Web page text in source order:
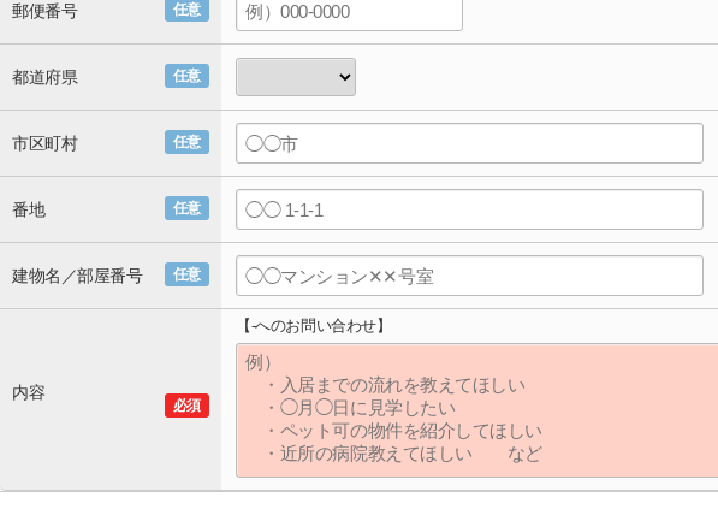
任意
郵便番号
任意
都道府県
任意
市区町村
任意
番地
任意
建物名／部屋番号
必須
内容
【-へのお問い合わせ】